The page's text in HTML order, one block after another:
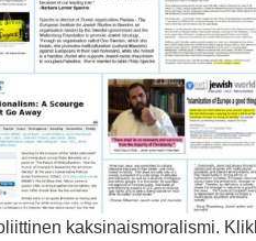
kaksinaismoralismi.